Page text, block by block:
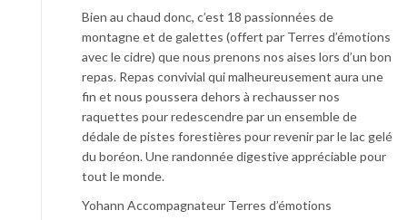
Bien au chaud donc, c’est 18 passionnées de
montagne et de galettes (offert par Terres d’émotions
avec le cidre) que nous prenons nos aises lors d’un bon
repas. Repas convivial qui malheureusement aura une
fin et nous poussera dehors à rechausser nos
raquettes pour redescendre par un ensemble de
dédale de pistes forestières pour revenir par le lac gelé
du boréon. Une randonnée digestive appréciable pour
tout le monde.
Yohann Accompagnateur Terres d’émotions